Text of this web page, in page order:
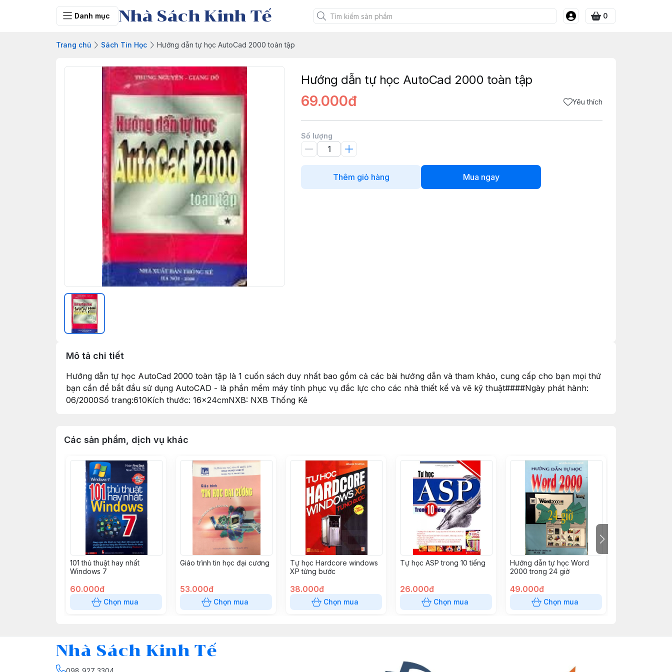
Danh mục Nhà Sách Kinh Tế 0
Trang chủ Sách Tin Học Hướng dẫn tự học AutoCad 2000 toàn tập
Hướng dẫn tự học AutoCad 2000 toàn tập
69.000đ Yêu thích
Số lượng
Thêm giỏ hàng Mua ngay
Mô tả chi tiết
Hướng dẫn tự học AutoCad 2000 toàn tập là 1 cuốn sách duy nhất bao gồm cả các bài hướng dẫn và tham khảo, cung cấp cho bạn mọi thứ
bạn cần để bắt đầu sử dụng AutoCAD - là phần mềm máy tính phục vụ đắc lực cho các nhà thiết kế và vẽ kỹ thuật####Ngày phát hành:
06/2000Số trang:610Kích thước: 16x24cmNXB: NXB Thống Kê
Các sản phẩm, dịch vụ khác
101 thủ thuật hay nhất
Windows 7
60.000đ
Chọn mua
Giáo trình tin học đại cương
53.000đ
Chọn mua
Tự học Hardcore windows
XP từng bước
38.000đ
Chọn mua
Tự học ASP trong 10 tiếng
26.000đ
Chọn mua
Hướng dẫn tự học Word
2000 trong 24 giờ
49.000đ
Chọn mua
Nhà Sách Kinh Tế